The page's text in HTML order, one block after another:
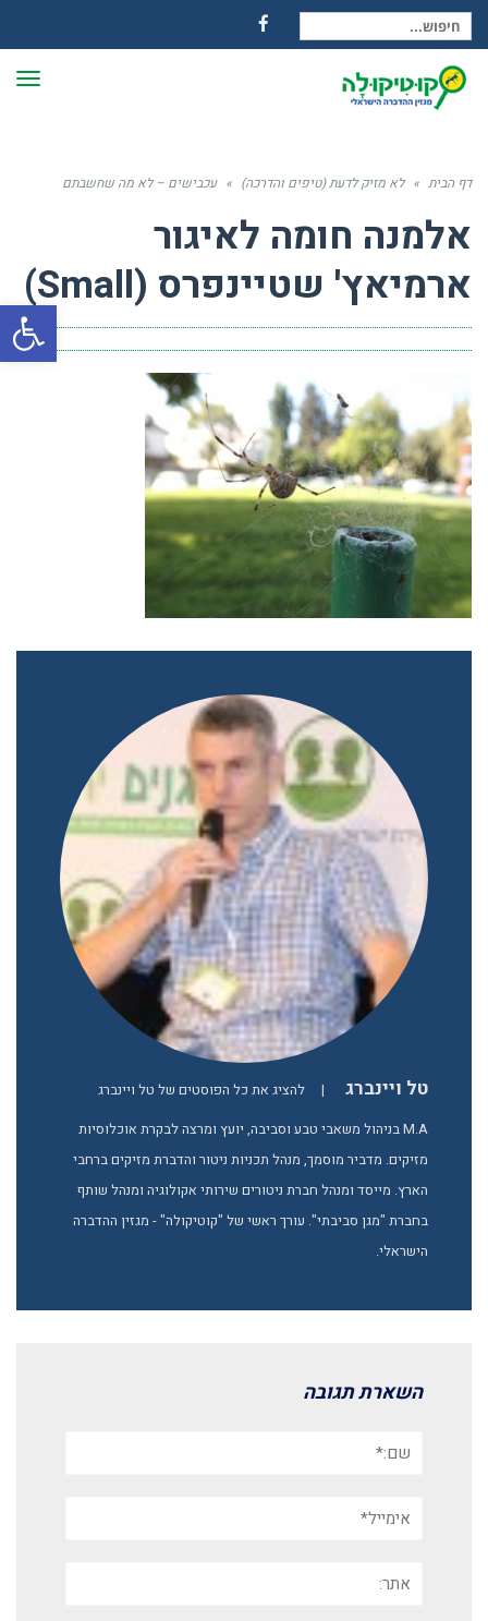
חיפוש עבור:
Facebook
דף הבית » לא מזיק לדעת (טיפים והדרכה) » עכבישים – לא מה שחשבתם
אלמנה חומה לאיגור
ארמיאץ' שטיינפרס (Small)
טל ויינברג |
להציג את כל הפוסטים של טל ויינברג
M.A בניהול משאבי טבע וסביבה, יועץ ומרצה לבקרת אוכלוסיות
מזיקים. מדביר מוסמך, מנהל תכניות ניטור והדברת מזיקים ברחבי
הארץ. מייסד ומנהל חברת ניטורים שירותי אקולוגיה ומנהל שותף
בחברת "מגן סביבתי". עורך ראשי של "קוטיקולה" - מגזין ההדברה
הישראלי.
השארת תגובה